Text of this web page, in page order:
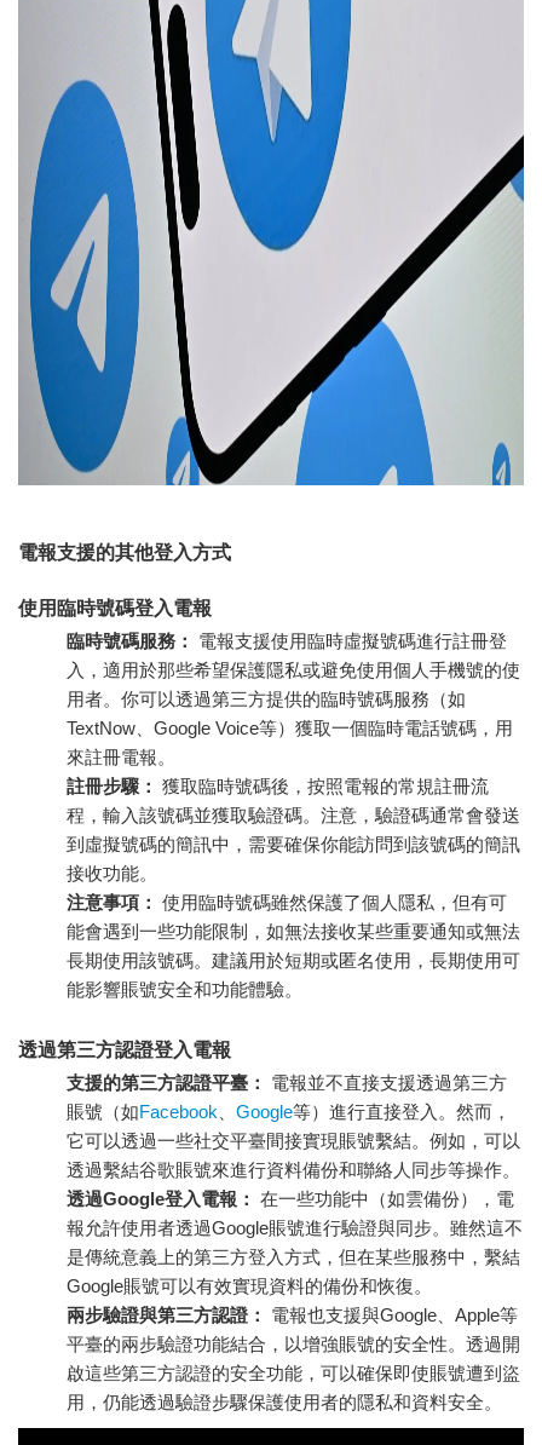
電報支援的其他登入方式
使用臨時號碼登入電報
臨時號碼服務：
電報支援使用臨時虛擬號碼進行註冊登
入，適用於那些希望保護隱私或避免使用個人手機號的使
用者。你可以透過第三方提供的臨時號碼服務（如
TextNow、Google Voice等）獲取一個臨時電話號碼，用
來註冊電報。
註冊步驟： 獲取臨時號碼後，按照電報的常規註冊流
程，輸入該號碼並獲取驗證碼。注意，驗證碼通常會發送
到虛擬號碼的簡訊中，需要確保你能訪問到該號碼的簡訊
接收功能。
注意事項： 使用臨時號碼雖然保護了個人隱私，但有可
能會遇到一些功能限制，如無法接收某些重要通知或無法
長期使用該號碼。建議用於短期或匿名使用，長期使用可
能影響賬號安全和功能體驗。
透過第三方認證登入電報
支援的第三方認證平臺：
電報並不直接支援透過第三方
賬號（如Facebook Google等）進行直接登入。然而，
它可以透過一些社交平臺間接實現賬號繫結。例如，可以
透過繫結谷歌賬號來進行資料備份和聯絡人同步等操作。
透過Google登入電報： 在一些功能中（如雲備份），電
報允許使用者透過Google賬號進行驗證與同步。雖然這不
是傳統意義上的第三方登入方式，但在某些服務中，繫結
Google賬號可以有效實現資料的備份和恢復。
兩步驗證與第三方認證：
電報也支援與Google、Apple等
平臺的兩步驗證功能結合，以增強賬號的安全性。透過開
啟這些第三方認證的安全功能，可以確保即使賬號遭到盜
用，仍能透過驗證步驟保護使用者的隱私和資料安全。